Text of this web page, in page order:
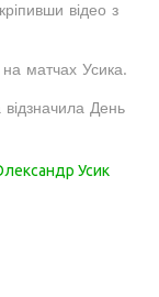
відео з
матчах Усика.
День
Усик